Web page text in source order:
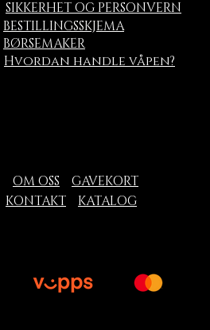
SIKKERHET OG PERSONVERN
BESTILLINGSSKJEMA
BØRSEMAKER
Hvordan handle våpen?
OM OSS
GAVEKORT
KONTAKT
KATALOG